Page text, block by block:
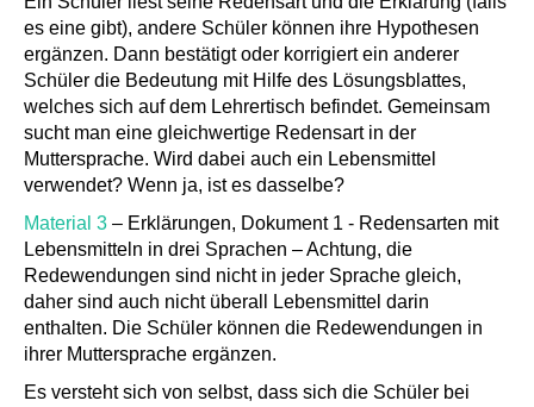
es eine gibt), andere Schüler können ihre Hypothesen
ergänzen. Dann bestätigt oder korrigiert ein anderer
Schüler die Bedeutung mit Hilfe des Lösungsblattes,
welches sich auf dem Lehrertisch befindet. Gemeinsam
sucht man eine gleichwertige Redensart in der
Muttersprache. Wird dabei auch ein Lebensmittel
verwendet? Wenn ja, ist es dasselbe?
Material 3 – Erklärungen, Dokument 1 - Redensarten mit
Lebensmitteln in drei Sprachen – Achtung, die
Redewendungen sind nicht in jeder Sprache gleich,
daher sind auch nicht überall Lebensmittel darin
enthalten. Die Schüler können die Redewendungen in
ihrer Muttersprache ergänzen.
Es versteht sich von selbst, dass sich die Schüler bei